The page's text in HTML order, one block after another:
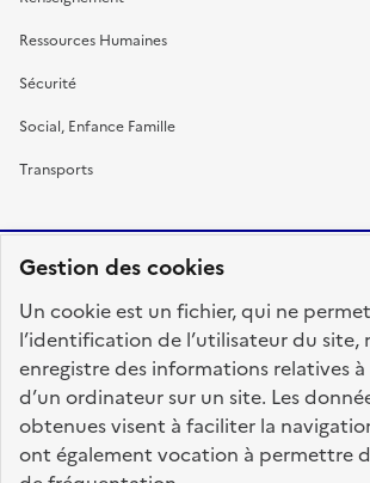
Gestion des cookies
Un cookie est un fichier, qui ne
l’identification de l’utilisateur du site,
enregistre des informations relatives
d’un ordinateur sur un site. Les
obtenues visent à faciliter la
ont également vocation à permettre
Ressources Humaines
Sécurité
Social, Enfance Famille
Transports
FRANÇAISE
fonction-publique.gouv.fr